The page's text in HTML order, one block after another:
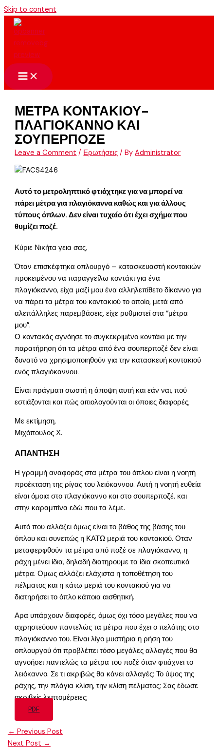
Skip to content
ΜΕΤΡΑ ΚΟΝΤΑΚΙΟΥ-
ΠΛΑΓΙΟΚΑΝΝΟ ΚΑΙ
ΣΟΥΠΕΡΠΟΖΕ
Leave a Comment / Ερωτήσεις / ByAdministrator
Αυτό το μετροληπτικό φτιάχτηκε για να μπορεί να
πάρει μέτρα για πλαγιόκαννα καθώς και για άλλους
τύπους όπλων. Δεν είναι τυχαίο ότι έχει σχήμα που
θυμίζει ποζέ.
Κύριε Νικήτα γεια σας,
Όταν επισκέφτηκα οπλουργό – κατασκευαστή κοντακιών
προκειμένου να παραγγείλω κοντάκι για ένα
πλαγιόκαννο, είχα μαζί μου ένα αλληλεπίθετο δίκαννο για
να πάρει τα μέτρα του κοντακιού το οποίο, μετά από
αλεπάλληλες παρεμβάσεις, είχε ρυθμιστεί στα “μέτρα
μου”.
Ο κοντακάς αγνόησε το συγκεκριμένο κοντάκι με την
παρατήρηση ότι τα μέτρα από ένα σουπερποζέ δεν είναι
δυνατό να χρησιμοποιηθούν για την κατασκευή κοντακιού
ενός πλαγιόκαννου.
Είναι πράγματι σωστή η άποψη αυτή και εάν ναι, πού
εστιάζονται και πώς αιτιολογούνται οι όποιες διαφορές;
Με εκτίμηση,
Μιχόπουλος Χ.
ΑΠΑΝΤΗΣΗ
Η γραμμή αναφοράς στα μέτρα του όπλου είναι η νοητή
προέκταση της ρίγας του λειόκαννου. Αυτή η νοητή ευθεία
είναι όμοια στο πλαγιόκαννο και στο σουπερποζέ, και
στην καραμπίνα εδώ που τα λέμε.
Αυτό που αλλάζει όμως είναι το βάθος της βάσης του
όπλου και συνεπώς η ΚΑΤΩ μεριά του κοντακιού. Οταν
μεταφερφθούν τα μέτρα από ποζέ σε πλαγιόκαννο, η
ράχη μένει ίδια, δηλαδή διατηρουμε τα ίδια σκοπευτικά
μέτρα. Ομως αλλάζει ελάχιστα η τοποθέτηση του
πέλματος και η κάτω μεριά του κοντακιού για να
διατηρήσει το όπλο κάποια αισθητική.
Αρα υπάρχουν διαφορές, όμως όχι τόσο μεγάλες που να
αχρηστεύουν παντελώς τα μέτρα που έχει ο πελάτης στο
πλαγιόκαννο του. Είναι λίγο μυστήρια η ρήση του
οπλουργού ότι προβλέπει τόσο μεγάλες αλλαγές που θα
αγνοήσει παντελώς τα μέτρα του ποζέ όταν φτιάχνει το
λειόκαννο. Σε τι ακριβώς θα κάνει αλλαγές; Το ύψος της
ράχης, την πλάγια κλίση, την κλίση πέλματος; Σας έδωσε
ακριβείς λεπτομέρειες;
PDF
← Previous Post
Next Post →